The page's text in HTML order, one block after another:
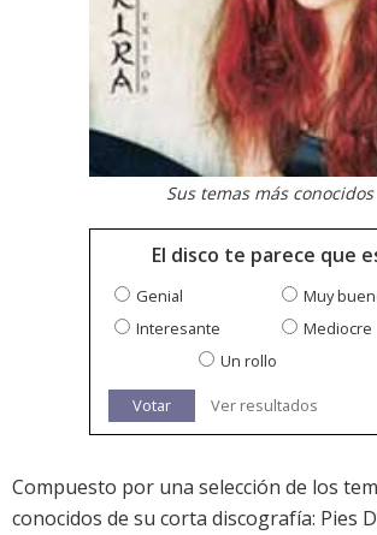
Sus temas más conocidos
El disco te parece que
Genial
Muy
Interesante
Mediocre
Un rollo
Votar Ver resultados
Compuesto por una selección de los
conocidos de su corta discografía: Pies